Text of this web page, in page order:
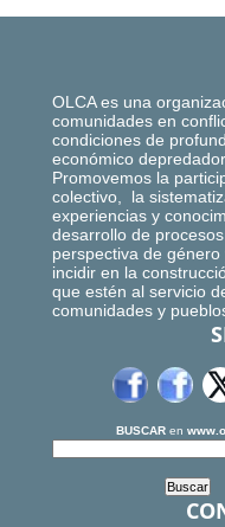
OLCA es una
comunidades en
condiciones de
económico
Promovemos la
colectivo, la
experiencias y
desarrollo de
perspectiva de
incidir en la
que estén al servicio
comunidades y
BUSCAR en